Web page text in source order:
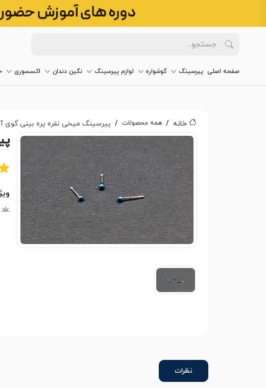
صفحه اصلی پیرسینگ گوشواره لوازم پیرسینگ نگین دندان اکسسوری
خانه همه محصولات پیرسینگ میخی نقره پره بینی گوی آبی
نظرات